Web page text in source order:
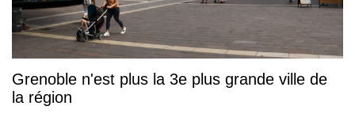
Grenoble n'est plus la 3e plus grande ville de
la région